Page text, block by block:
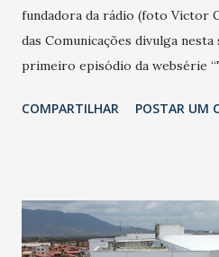
fundadora da rádio (foto Victor
das Comunicações divulga
primeiro episódio da websérie
que estão mudando a vida dos
Comunitárias estão
brasileiros, principalmente
COMPARTILHAR POSTAR UM